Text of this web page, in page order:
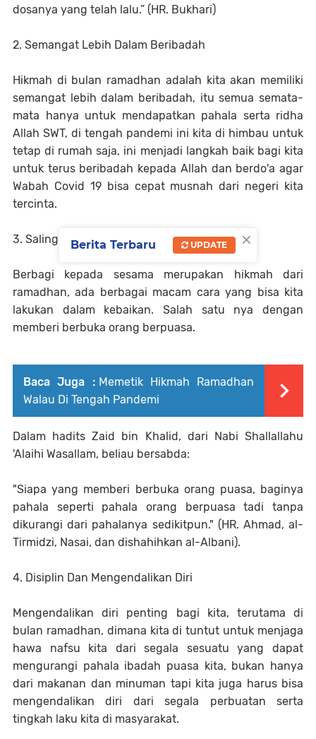
dosanya yang telah lalu.” (HR. Bukhari)
2. Semangat Lebih Dalam Beribadah
Hikmah di bulan ramadhan adalah kita akan memiliki
semangat lebih dalam beribadah, itu semua semata-
mata hanya untuk mendapatkan pahala serta ridha
Allah SWT, di tengah pandemi ini kita di himbau untuk
tetap di rumah saja, ini menjadi langkah baik bagi kita
untuk terus beribadah kepada Allah dan berdo'a agar
Wabah Covid 19 bisa cepat musnah dari negeri kita
tercinta.
3. Saling Berbagi Kepada Sesama
Berbagi kepada sesama merupakan hikmah dari
ramadhan, ada berbagai macam cara yang bisa kita
lakukan dalam kebaikan. Salah satu nya dengan
memberi berbuka orang berpuasa.
Baca Juga : Memetik Hikmah Ramadhan
Walau Di Tengah Pandemi
Dalam hadits Zaid bin Khalid, dari Nabi Shallallahu
'Alaihi Wasallam, beliau bersabda:
"Siapa yang memberi berbuka orang puasa, baginya
pahala seperti pahala orang berpuasa tadi tanpa
dikurangi dari pahalanya sedikitpun." (HR. Ahmad, al-
Tirmidzi, Nasai, dan dishahihkan al-Albani).
4. Disiplin Dan Mengendalikan Diri
Mengendalikan diri penting bagi kita, terutama di
bulan ramadhan, dimana kita di tuntut untuk menjaga
hawa nafsu kita dari segala sesuatu yang dapat
mengurangi pahala ibadah puasa kita, bukan hanya
dari makanan dan minuman tapi kita juga harus bisa
mengendalikan diri dari segala perbuatan serta
tingkah laku kita di masyarakat.
×
Berita Terbaru UPDATE